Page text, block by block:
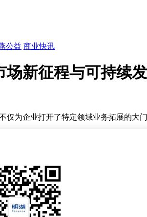
公益 商业快讯
新征程与可持续
为企业打开了特定领域业务拓展的大
条件，其重获意味着企业在内部管理
，这一进展将为企业稳定合作伙伴信
此前受限的领域，直接参与项目投标
积极信号还将吸引更多合作伙伴与资
市场规则与法律法规融入日常运营，